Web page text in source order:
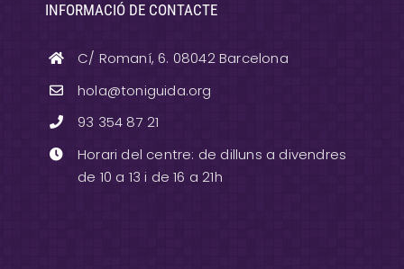
INFORMACIÓ DE CONTACTE
C/ Romaní, 6. 08042 Barcelona
hola@toniguida.org
93 354 87 21
Horari del centre: de dilluns a divendres
de 10 a 13 i de 16 a 21h